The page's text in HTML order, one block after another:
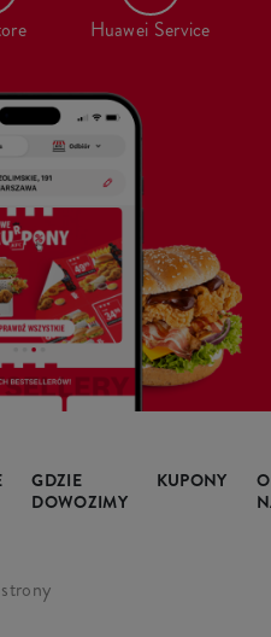
Huawei Service
GDZIE
DOWOZIMY
KUPONY
O